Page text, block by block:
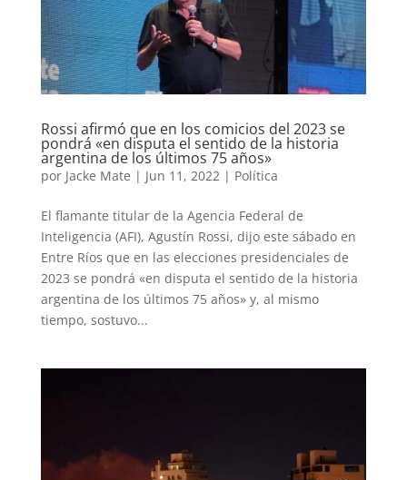
Rossi afirmó que en los comicios del 2023 se
pondrá «en disputa el sentido de la historia
argentina de los últimos 75 años»
por Jacke Mate | Jun 11, 2022| Política
El flamante titular de la Agencia Federal de
Inteligencia (AFI), Agustín Rossi, dijo este sábado en
Entre Ríos que en las elecciones presidenciales de
2023 se pondrá «en disputa el sentido de la historia
argentina de los últimos 75 años» y, al mismo
tiempo, sostuvo...